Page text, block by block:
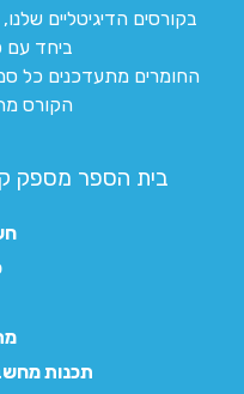
בקורסים הדיגיטליים
ביחד עם
החומרים מתעדכנים כל
הקורס
בית הספר מספק
תכנות